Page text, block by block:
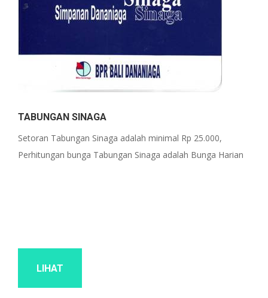
TABUNGAN SINAGA
Setoran Tabungan Sinaga adalah minimal Rp 25.000,
Perhitungan bunga Tabungan Sinaga adalah Bunga Harian
LIHAT